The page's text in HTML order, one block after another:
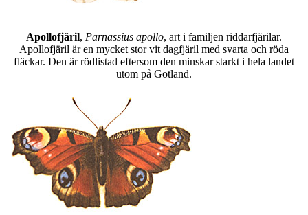
Apollofjäril, Parnassius apollo, art i familjen riddarfjärilar.
Apollofjäril är en mycket stor vit dagfjäril med svarta och röda
fläckar. Den är rödlistad eftersom den minskar starkt i hela landet
utom på Gotland.